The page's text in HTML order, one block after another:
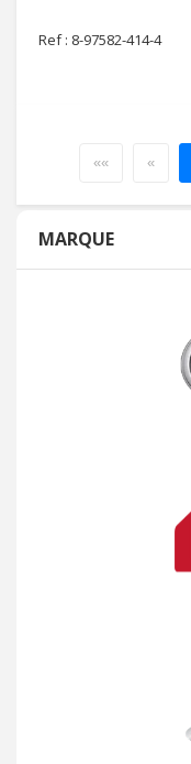
Ref : 8-97582-414-4
«« «
MARQUE